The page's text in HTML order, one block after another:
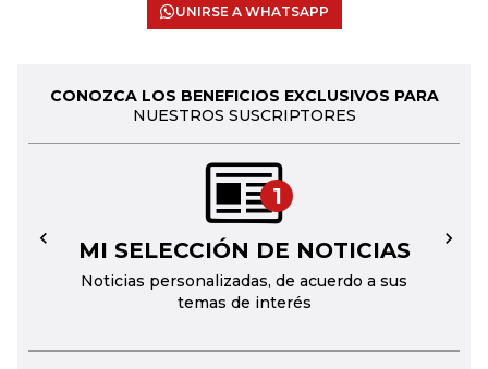
UNIRSE A WHATSAPP
CONOZCA LOS BENEFICIOS EXCLUSIVOS PARA
NUESTROS SUSCRIPTORES
1
MI SELECCIÓN DE NOTICIAS
Noticias personalizadas, de acuerdo a sus
temas de interés
← →